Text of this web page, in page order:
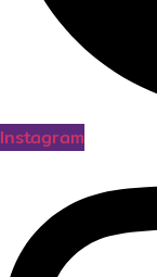
Instagram